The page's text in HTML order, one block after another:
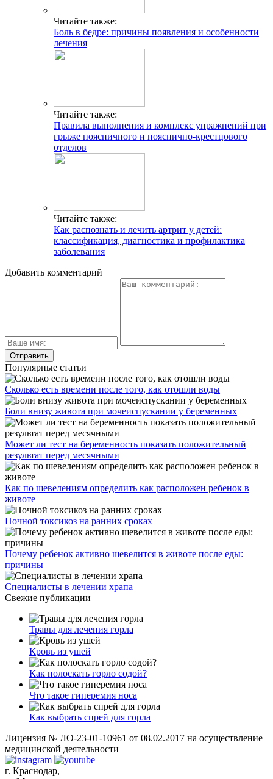
Читайте также:
Боль в бедре: причины появления и особенности
лечения
Читайте также:
Правила выполнения и комплекс упражнений при
грыже поясничного и пояснично-крестцового
отделов
Читайте также:
Как распознать и лечить артрит у детей:
классификация, диагностика и профилактика
заболевания
Добавить комментарий
Популярные статьи
Сколько есть времени после того, как отошли воды
Боли внизу живота при мочеиспускании у беременных
Может ли тест на беременность показать положительный
результат перед месячными
Как по шевелениям определить как расположен ребенок в
животе
Ночной токсикоз на ранних сроках
Почему ребенок активно шевелится в животе после еды:
причины
Специалисты в лечении храпа
Свежие публикации
Травы для лечения горла
Кровь из ушей
Как полоскать горло содой?
Что такое гиперемия носа
Как выбрать спрей для горла
Лицензия № ЛО-23-01-10961 от 08.02.2017 на осуществление
медицинской деятельности
г. Краснодар,